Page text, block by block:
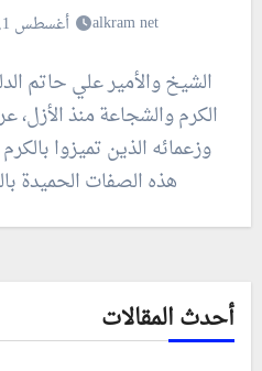
alkram net أغسطس 1, 2024
الشيخ والأمير علي حاتم
الكرم والشجاعة منذ الأزل،
وزعمائه الذين تميزوا
هذه الصفات الحميدة
أحدث المقالات